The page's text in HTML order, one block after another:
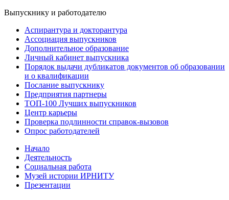
Выпускнику и работодателю
Аспирантура и докторантура
Ассоциация выпускников
Дополнительное образование
Личный кабинет выпускника
Порядок выдачи дубликатов документов об образовании
и о квалификации
Послание выпускнику
Предприятия партнеры
ТОП-100 Лучших выпускников
Центр карьеры
Проверка подлинности справок-вызовов
Опрос работодателей
Начало
Деятельность
Социальная работа
Музей истории ИРНИТУ
Презентации